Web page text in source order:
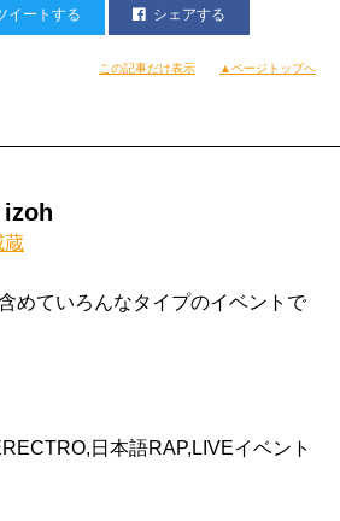
DJ人生一番の挫折のきっかけだっ
ラウマになってしまう。
てるし、今では良い思い出になっ
「JUKE vs GORGE」】・JUKE
LIQUID / GODFATHER /
）
イートする シェアする
この記事だけ表示 ▲ページトップへ
izoh
蔵
めていろんなタイプのイベントで
日本語RAP,LIVEイベント